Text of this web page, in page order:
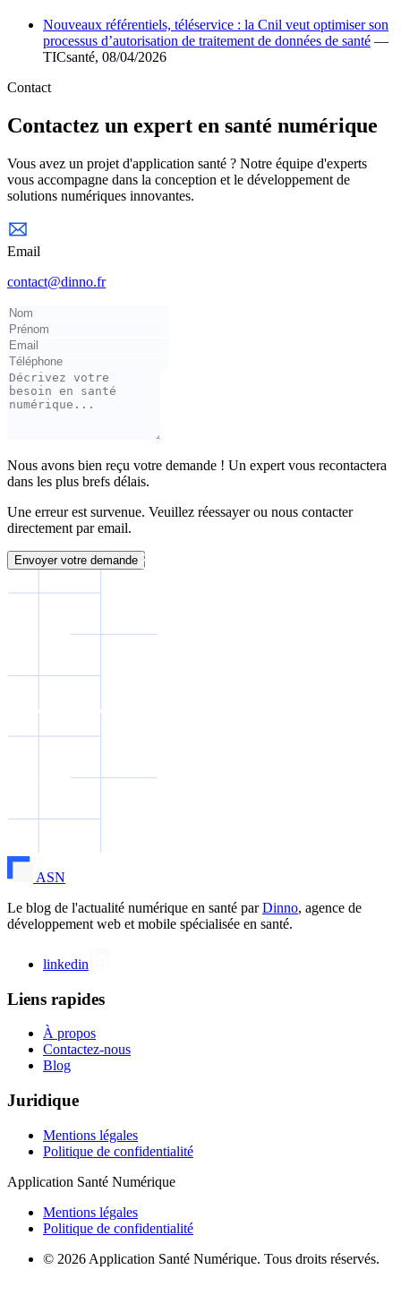
Nouveaux référentiels, téléservice : la Cnil veut optimiser son
processus d’autorisation de traitement de données de santé —
TICsanté, 08/04/2026
Contact
Contactez un expert en santé numérique
Vous avez un projet d'application santé ? Notre équipe d'experts
vous accompagne dans la conception et le développement de
solutions numériques innovantes.
Email
contact@dinno.fr
Nous avons bien reçu votre demande ! Un expert vous recontactera
dans les plus brefs délais.
Une erreur est survenue. Veuillez réessayer ou nous contacter
directement par email.
Envoyer votre demande
ASN
Le blog de l'actualité numérique en santé parDinno, agence de
développement web et mobile spécialisée en santé.
linkedin
Liens rapides
À propos
Contactez-nous
Blog
Juridique
Mentions légales
Politique de confidentialité
Application Santé Numérique
Mentions légales
Politique de confidentialité
© 2026 Application Santé Numérique. Tous droits réservés.